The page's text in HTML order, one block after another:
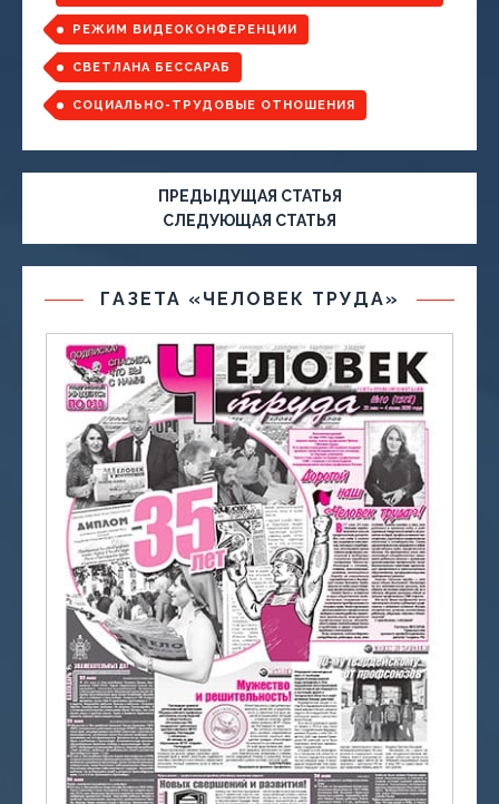
РЕЖИМ ВИДЕОКОНФЕРЕНЦИИ
СВЕТЛАНА БЕССАРАБ
СОЦИАЛЬНО-ТРУДОВЫЕ ОТНОШЕНИЯ
ПРЕДЫДУЩАЯ СТАТЬЯ
СЛЕДУЮЩАЯ СТАТЬЯ
ГАЗЕТА «ЧЕЛОВЕК ТРУДА»